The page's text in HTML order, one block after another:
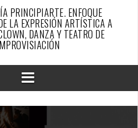
DE ALGUN@S PRINCIPIARTES
PRINCIPIARTE. ENFOQUE
LA EXPRESIÓN ARTÍSTICA A
DANZA Y TEATRO DE